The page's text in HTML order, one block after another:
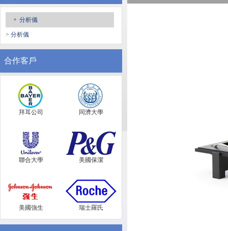
+ 分析儀
> 分析儀
合作客戶
拜耳公司 同濟大學
聯合大學 美國保潔
美國強生 瑞士羅氏